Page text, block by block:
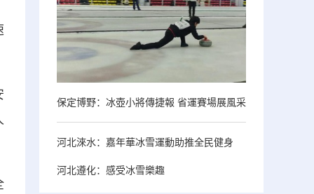
保定博野：冰壺小將傳捷報 省運賽場展風采
河北淶水：嘉年華冰雪運動助推全民健身
河北遵化：感受冰雪樂趣